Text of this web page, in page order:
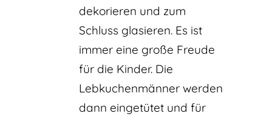
dekorieren und zum
Schluss glasieren. Es ist
immer eine große Freude
für die Kinder. Die
Lebkuchenmänner werden
dann eingetütet und für